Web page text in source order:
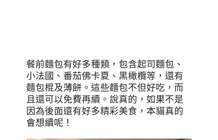
餐前麵包有好多種類，包含起司麵包、
小法國、番茄佛卡夏、黑橄欖等，還有
麵包棍及薄餅。這些麵包不但好吃，而
且還可以免費再續。說真的，如果不是
因為後面還有好多精彩美食，本貓真的
會想續呢！